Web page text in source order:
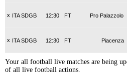
x ITA SDGB FT
12:30 Pro Palazzolo
x ITA SDGB FT
12:30 Piacenza
Your all football live matches are being
of all live football actions.